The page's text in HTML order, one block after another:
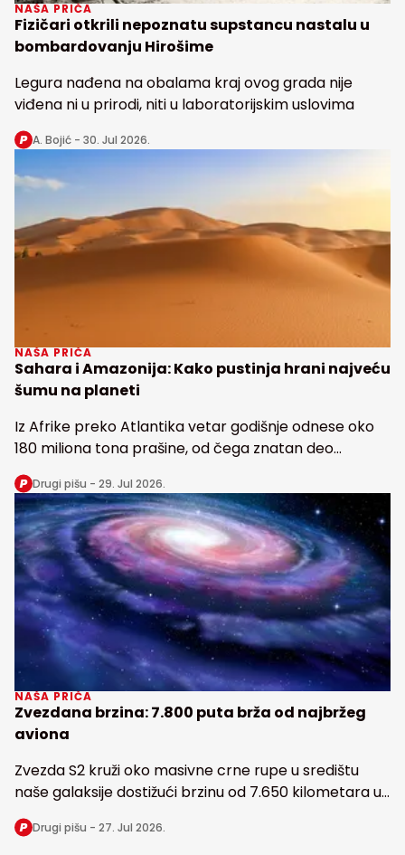
NAŠA PRIČA
Fizičari otkrili nepoznatu supstancu nastalu u
bombardovanju Hirošime
Legura nađena na obalama kraj ovog grada nije
viđena ni u prirodi, niti u laboratorijskim uslovima
A. Bojić - 30. Jul 2026.
NAŠA PRIČA
Sahara i Amazonija: Kako pustinja hrani najveću
šumu na planeti
Iz Afrike preko Atlantika vetar godišnje odnese oko
180 miliona tona prašine, od čega znatan deo
snabdeva fosforom najveću tropsku kišnu šumu na
Zemlji
Drugi pišu - 29. Jul 2026.
NAŠA PRIČA
Zvezdana brzina: 7.800 puta brža od najbržeg
aviona
Zvezda S2 kruži oko masivne crne rupe u središtu
naše galaksije dostižući brzinu od 7.650 kilometara u
sekundi
Drugi pišu - 27. Jul 2026.